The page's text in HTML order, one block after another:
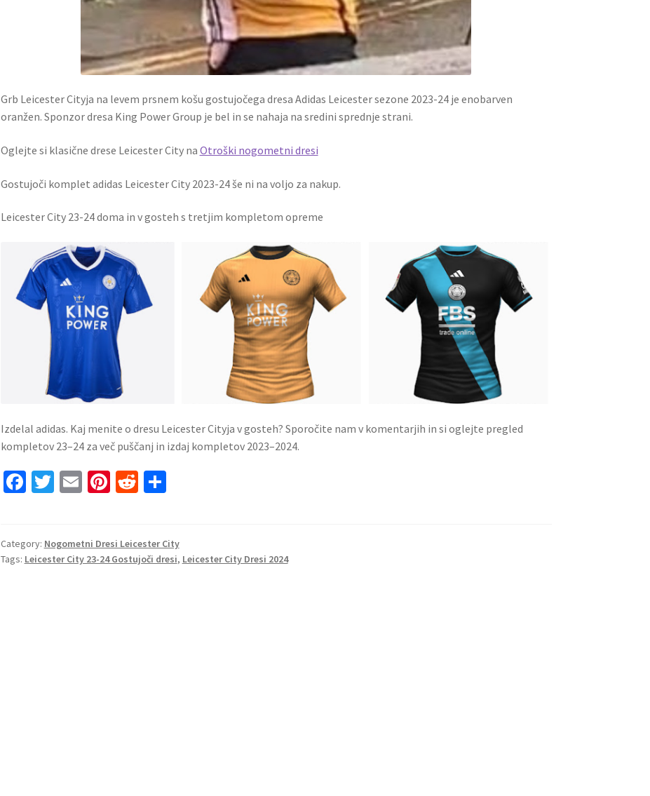
Grb Leicester Cityja na levem prsnem košu gostujočega dresa Adidas Leicester sezone 2023-24 je enobarven
oranžen. Sponzor dresa King Power Group je bel in se nahaja na sredini sprednje strani.
Oglejte si klasične drese Leicester City na Otroški nogometni dresi
Gostujoči komplet adidas Leicester City 2023-24 še ni na voljo za nakup.
Leicester City 23-24 doma in v gosteh s tretjim kompletom opreme
Izdelal adidas. Kaj menite o dresu Leicester Cityja v gosteh? Sporočite nam v komentarjih in si oglejte pregled
kompletov 23–24 za več puščanj in izdaj kompletov 2023–2024.
Fa
o
o
T
er
E
l
Pi
es
t
R
di
t
S
e
Category: Nogometni Dresi Leicester City
Tags: Leicester City 23-24 Gostujoči dresi, Leicester City Dresi 2024